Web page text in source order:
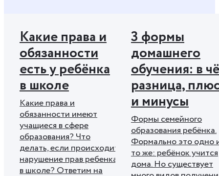
Какие права и
обязанности
есть у ребёнка
в школе
Какие права и
обязанности имеют
учащиеся в сфере
образования? Что
делать, если происходит
нарушение прав ребенка
в школе? Ответим на
3 формы
домашнего
обучения: в
разница,
и минусы
Формы семейного
образования ребёнка.
Формально это одно
то же: ребёнок учится
дома. Но существует